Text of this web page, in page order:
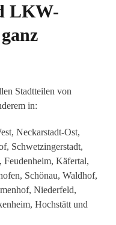
LKW-
Stadtteilen von
in:
Neckarstadt-Ost,
Schwetzingerstadt,
Feudenheim, Käfertal,
Schönau, Waldhof,
Niederfeld,
Hochstätt und